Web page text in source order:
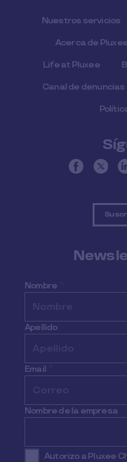
Nuestros servicios
Acerca de
Life at Pluxee
Canal de
Nombre *
Apellido
Email *
Nombre de la empresa
Autorizo a Pluxee